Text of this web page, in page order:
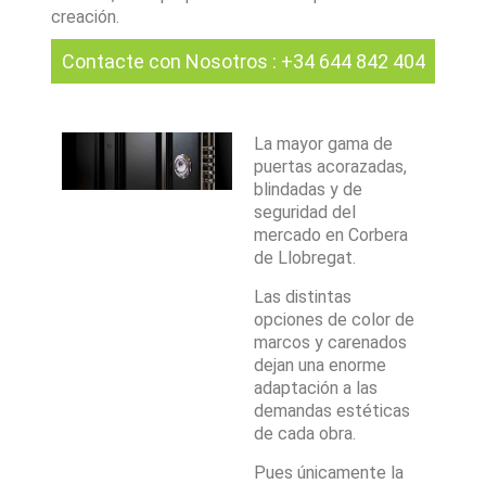
creación.
Contacte con Nosotros : +34 644 842 404
La mayor gama de
puertas acorazadas,
blindadas y de
seguridad del
mercado en Corbera
de Llobregat.
Las distintas
opciones de color de
marcos y carenados
dejan una enorme
adaptación a las
demandas estéticas
de cada obra.
Pues únicamente la